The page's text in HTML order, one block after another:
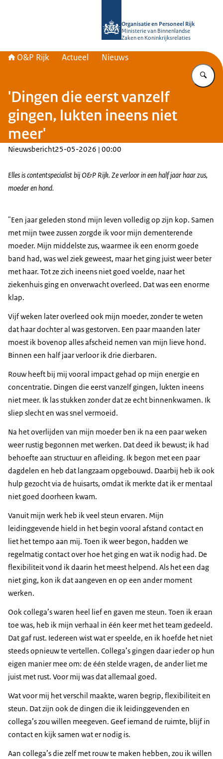
Organisatie en Personeel Rijk
Ministerie van Binnenlandse
Zaken en Koninkrijksrelaties
O&P Rijk Actueel Nieuws
'Dingen die eerst vanzelf
gingen, lukten ineens niet
meer'
Nieuwsbericht25-05-2026 | 00:00
Elles is contentspecialist bij O&P Rijk. Ze verloor in een half jaar haar zus,
moeder en hond.
"Een jaar geleden stond mijn leven volledig op zijn kop. Samen
met mijn twee zussen zorgde ik voor mijn dementerende
moeder. Mijn middelste zus, waarmee ik een enorm goede
band had, was wel ziek geweest, maar het ging juist weer beter
met haar. Tot ze zich ineens niet goed voelde, naar het
ziekenhuis ging en onverwacht overleed. Dat was een enorme
klap.
Vijf weken later overleed ook mijn moeder, zonder te weten
dat haar dochter al was gestorven. Een paar maanden later
moest ik bovenop alles afscheid nemen van mijn lieve hond.
Binnen een half jaar verloor ik drie dierbaren.
Rouw heeft bij mij vooral impact gehad op mijn energie en
concentratie. Dingen die eerst vanzelf gingen, lukten ineens
niet meer. Ik las stukken zonder dat ze echt binnenkwamen. Ik
sliep slecht en was snel vermoeid.
Na het overlijden van mijn moeder ben ik na een paar weken
weer rustig begonnen met werken. Dat deed ik bewust; ik had
behoefte aan structuur en afleiding. Ik begon met een paar
dagdelen en heb dat langzaam opgebouwd. Daarbij heb ik ook
hulp gezocht via de huisarts, omdat ik merkte dat ik er mentaal
niet goed doorheen kwam.
Vanuit mijn werk heb ik veel steun ervaren. Mijn
leidinggevende hield in het begin vooral afstand contact en
liet het tempo aan mij. Toen ik weer begon, hadden we
regelmatig contact over hoe het ging en wat ik nodig had. De
flexibiliteit vond ik daarin het meest helpend. Als het een dag
niet ging, kon ik dat aangeven en op een ander moment
werken.
Ook collega’s waren heel lief en gaven me steun. Toen ik eraan
toe was, heb ik mijn verhaal in één keer met het team gedeeld.
Dat gaf rust. Iedereen wist wat er speelde, en ik hoefde het niet
steeds opnieuw te vertellen. Collega’s gingen daar ieder op hun
eigen manier mee om: de één stelde vragen, de ander liet me
juist met rust. Voor mij was dat allemaal goed.
Wat voor mij het verschil maakte, waren begrip, flexibiliteit en
steun. Dat zijn ook de dingen die ik leidinggevenden en
collega’s zou willen meegeven. Geef iemand de ruimte, blijf in
contact en kijk samen wat er nodig is.
Aan collega’s die zelf met rouw te maken hebben, zou ik willen